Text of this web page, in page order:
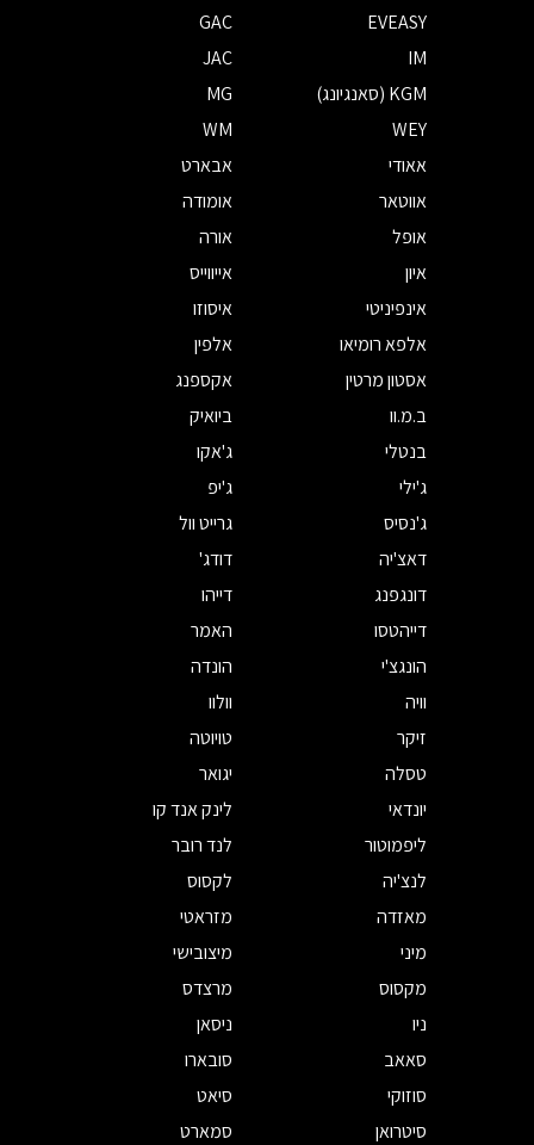
EVEASY
GAC
IM
JAC
KGM (סאנגיונג)
MG
WEY
WM
אאודי
אבארט
אווטאר
אומודה
אופל
אורה
איון
אייווייס
אינפיניטי
איסוזו
אלפא רומיאו
אלפין
אסטון מרטין
אקספנג
ב.מ.וו
ביואיק
בנטלי
ג'אקו
ג'ילי
ג'יפ
ג'נסיס
גרייט וול
דאצ'יה
דודג'
דונגפנג
דייהו
דייהטסו
האמר
הונגצ'י
הונדה
וויה
וולוו
זיקר
טויוטה
טסלה
יגואר
יונדאי
לינק אנד קו
ליפמוטור
לנד רובר
לנצ'יה
לקסוס
מאזדה
מזראטי
מיני
מיצובישי
מקסוס
מרצדס
ניו
ניסאן
סאאב
סובארו
סוזוקי
סיאט
סיטרואן
סמארט